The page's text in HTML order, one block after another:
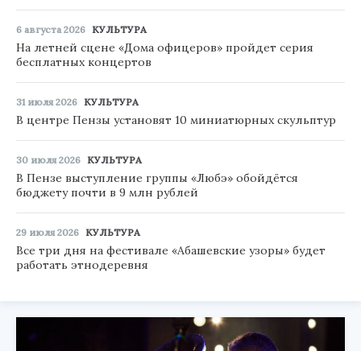
6 августа 2026 КУЛЬТУРА
На летней сцене «Дома офицеров» пройдет серия
бесплатных концертов
31 июля 2026 КУЛЬТУРА
В центре Пензы установят 10 миниатюрных скульптур
30 июля 2026 КУЛЬТУРА
В Пензе выступление группы «Любэ» обойдётся
бюджету почти в 9 млн рублей
29 июля 2026 КУЛЬТУРА
Все три дня на фестивале «Абашевские узоры» будет
работать этнодеревня